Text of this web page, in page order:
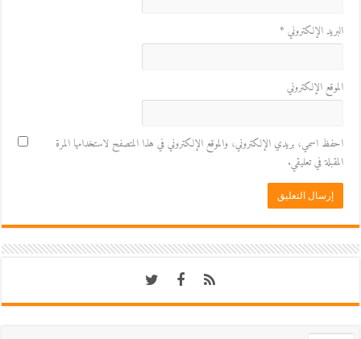
البريد الإلكتروني *
الموقع الإلكتروني
احفظ اسمي، بريدي الإلكتروني، والموقع الإلكتروني في هذا المتصفح لاستخدامها المرة
المقبلة في تعليقي.